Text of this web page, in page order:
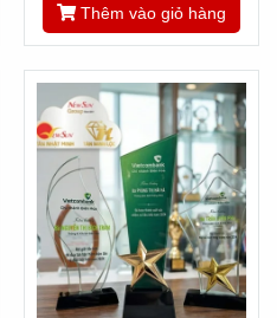
Thêm vào giỏ hàng